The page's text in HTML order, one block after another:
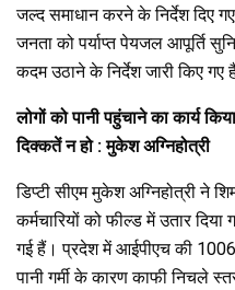
जल्द समाधान करने के निर्देश दिए
जनता को पर्याप्त पेयजल आपूर्ति
कदम उठाने के निर्देश जारी किए गए
लोगों को पानी पहुंचाने का कार्य
दिक्कतें न हो : मुकेश अग्निहोत्री
डिप्टी सीएम मुकेश अग्निहोत्री ने
कर्मचारियों को फील्ड में उतार
गई हैं। प्रदेश में आईपीएच की
पानी गर्मी के कारण काफी निचले